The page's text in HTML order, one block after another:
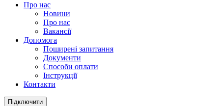
Про нас
Новини
Про нас
Вакансії
Допомога
Поширені запитання
Документи
Способи оплати
Інструкції
Контакти
Підключити